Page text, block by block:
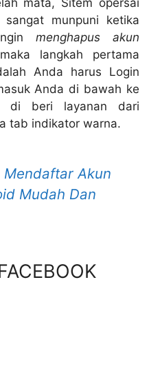
munpuni ketika
menghapus akun
langkah pertama
Anda harus Login
Anda di bawah ke
di beri layanan dari
tab indikator warna.
Mendaftar Akun
Mudah Dan